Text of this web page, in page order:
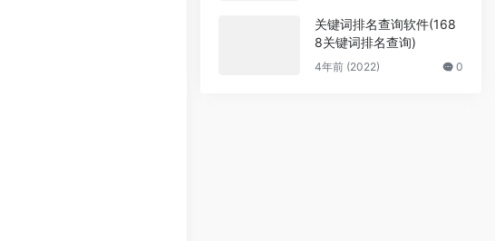
关键词排名查询软件(168
8关键词排名查询)
4年前 (2022) 0